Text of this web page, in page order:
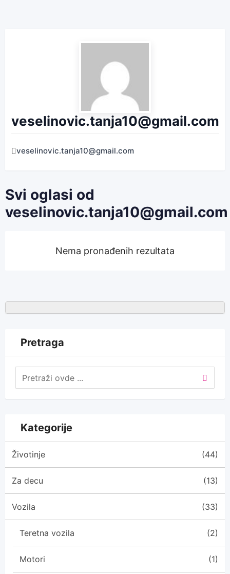
veselinovic.tanja10@gmail.com
veselinovic.tanja10@gmail.com
Svi oglasi od
veselinovic.tanja10@gmail.com
Nema pronađenih rezultata
Pretraga
Kategorije
Životinje (44)
Za decu (13)
Vozila (33)
Teretna vozila (2)
Motori (1)